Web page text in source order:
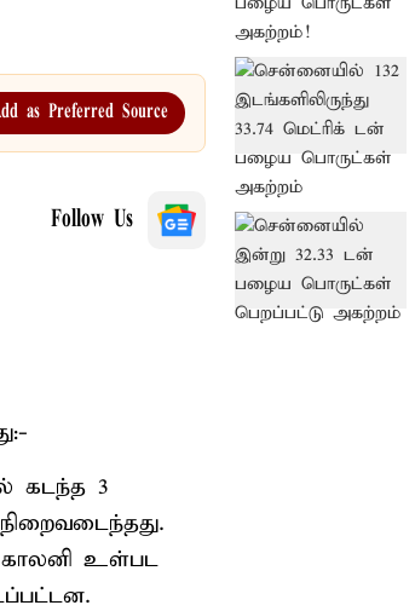
as Preferred Source
Follow Us
கடந்த 3
காலனி உள்பட